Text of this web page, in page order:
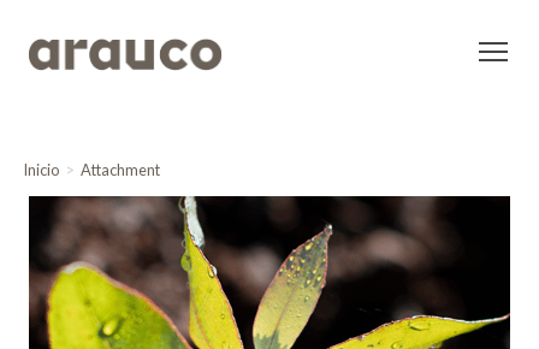
Inicio Attachment